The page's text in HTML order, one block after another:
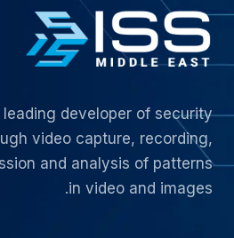
leading developer of security
video capture, recording,
and analysis of patterns
in video and images.